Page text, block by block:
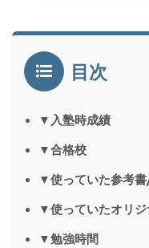
目次
▼入塾時成績
▼合格校
▼使っていた参考
▼使っていたオリジ
▼勉強時間